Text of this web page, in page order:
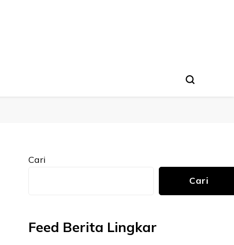
Cari
Cari
Feed Berita Lingkar